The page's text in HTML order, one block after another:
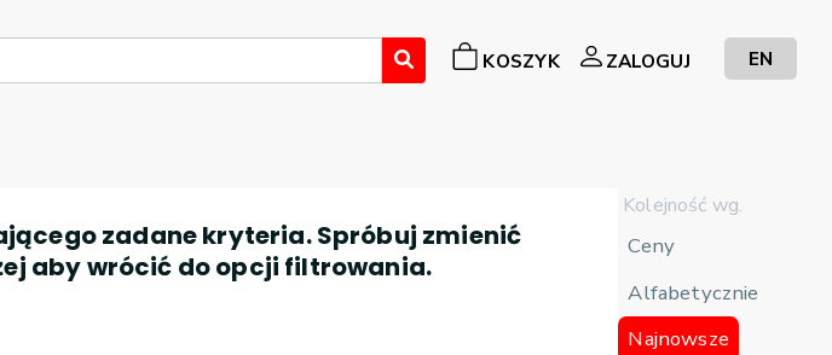
KOSZYK ZALOGUJ EN
Kolejność wg.
Ceny
Alfabetycznie
Najnowsze
zadane kryteria. Spróbuj zmienić
aby wrócić do opcji filtrowania.